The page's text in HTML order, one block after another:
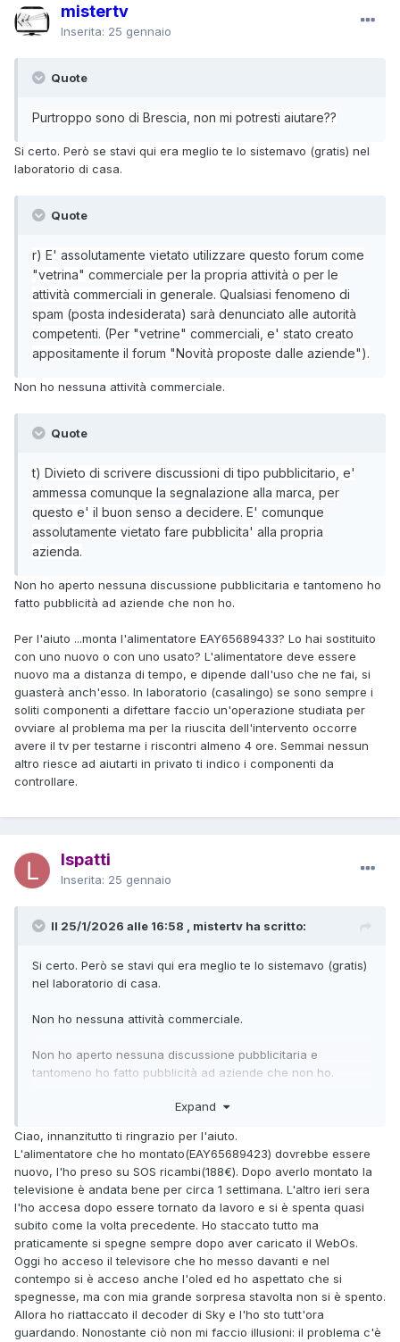
mistertv
Inserita: 25 gennaio
Quote
Purtroppo sono di Brescia, non mi potresti aiutare??
Si certo. Però se stavi qui era meglio te lo sistemavo (gratis) nel
laboratorio di casa.
Quote
r) E' assolutamente vietato utilizzare questo forum come
"vetrina" commerciale per la propria attività o per le
attività commerciali in generale. Qualsiasi fenomeno di
spam (posta indesiderata) sarà denunciato alle autorità
competenti. (Per "vetrine" commerciali, e' stato creato
appositamente il forum "Novità proposte dalle aziende").
Non ho nessuna attività commerciale.
Quote
t) Divieto di scrivere discussioni di tipo pubblicitario, e'
ammessa comunque la segnalazione alla marca, per
questo e' il buon senso a decidere. E' comunque
assolutamente vietato fare pubblicita' alla propria
azienda.
Non ho aperto nessuna discussione pubblicitaria e tantomeno ho
fatto pubblicità ad aziende che non ho.
Per l'aiuto ...monta l'alimentatore EAY65689433? Lo hai sostituito
con uno nuovo o con uno usato? L'alimentatore deve essere
nuovo ma a distanza di tempo, e dipende dall'uso che ne fai, si
guasterà anch'esso. In laboratorio (casalingo) se sono sempre i
soliti componenti a difettare faccio un'operazione studiata per
ovviare al problema ma per la riuscita dell'intervento occorre
avere il tv per testarne i riscontri almeno 4 ore. Semmai nessun
altro riesce ad aiutarti in privato ti indico i componenti da
controllare.
lspatti
Inserita: 25 gennaio
Il 25/1/2026 alle 16:58 , mistertv ha scritto:
Si certo. Però se stavi qui era meglio te lo sistemavo (gratis)
nel laboratorio di casa.
Non ho nessuna attività commerciale.
Non ho aperto nessuna discussione pubblicitaria e
tantomeno ho fatto pubblicità ad aziende che non ho.
Per l'aiuto ...monta l'alimentatore EAY65689433? Lo hai
deve essere nuovo ma a distanza di tempo, e dipende
dall'uso che ne fai, si guasterà anch'esso. In laboratorio
(casalingo) se sono sempre i soliti componenti a difettare
faccio un'operazione studiata per ovviare al problema ma
per la riuscita dell'intervento occorre avere il tv per testarne
i riscontri almeno 4 ore. Semmai nessun altro riesce ad
aiutarti in privato ti indico i componenti da controllare.
Expand
Ciao, innanzitutto ti ringrazio per l'aiuto.
L'alimentatore che ho montato(EAY65689423) dovrebbe essere
nuovo, l'ho preso su SOS ricambi(188€). Dopo averlo montato la
televisione è andata bene per circa 1 settimana. L'altro ieri sera
l'ho accesa dopo essere tornato da lavoro e si è spenta quasi
subito come la volta precedente. Ho staccato tutto ma
praticamente si spegne sempre dopo aver caricato il WebOs.
Oggi ho acceso il televisore che ho messo davanti e nel
contempo si è acceso anche l'oled ed ho aspettato che si
spegnesse, ma con mia grande sorpresa stavolta non si è spento.
Allora ho riattaccato il decoder di Sky e l'ho sto tutt'ora
guardando. Nonostante ciò non mi faccio illusioni: il problema c'è